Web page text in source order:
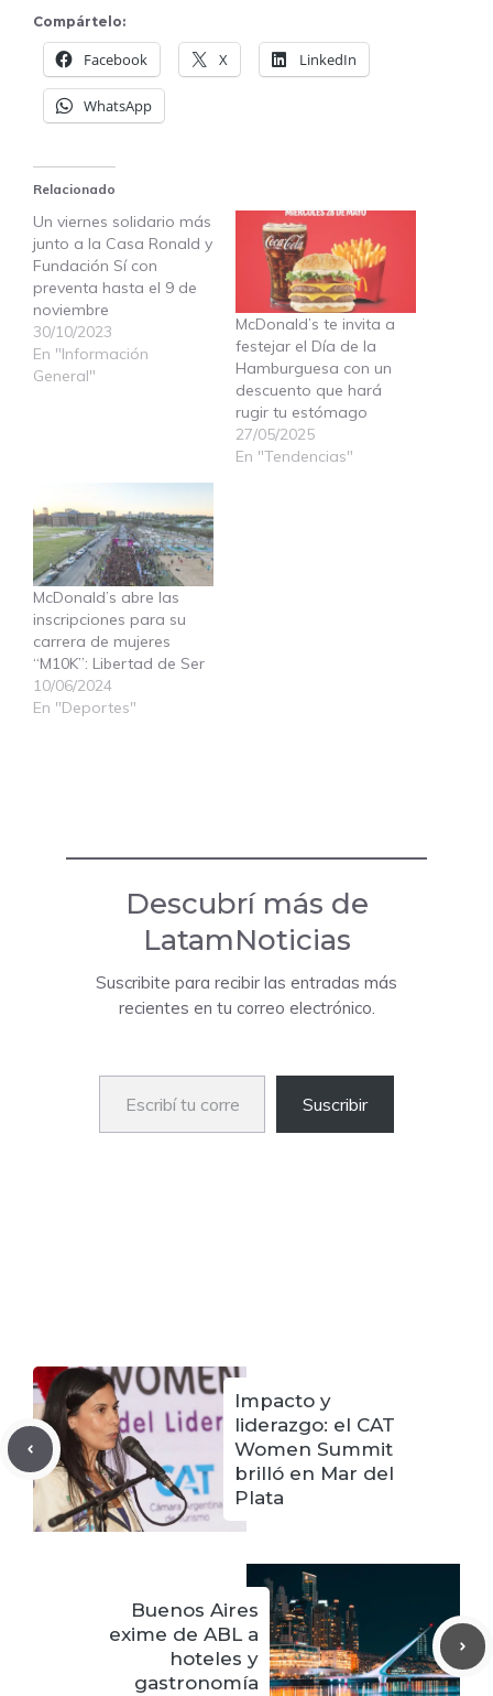
Compártelo:
Facebook X LinkedIn
WhatsApp
Relacionado
Un viernes solidario más
junto a la Casa Ronald y
Fundación Sí con
preventa hasta el 9 de
noviembre
30/10/2023
En "Información
General"
McDonald’s te invita a
festejar el Día de la
Hamburguesa con un
descuento que hará
rugir tu estómago
27/05/2025
En "Tendencias"
McDonald’s abre las
inscripciones para su
carrera de mujeres
“M10K”: Libertad de Ser
10/06/2024
En "Deportes"
Descubrí más de
LatamNoticias
Suscribite para recibir las entradas más
recientes en tu correo electrónico.
Escribí tu correo electrónico…
Suscribir
Impacto y
liderazgo: el CAT
Women Summit
brilló en Mar del
Plata
Buenos Aires
exime de ABL a
hoteles y
gastronomía